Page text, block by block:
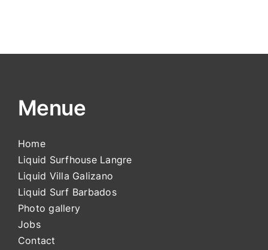
Menue
Home
Liquid Surfhouse Langre
Liquid Villa Galizano
Liquid Surf Barbados
Photo gallery
Jobs
Contact